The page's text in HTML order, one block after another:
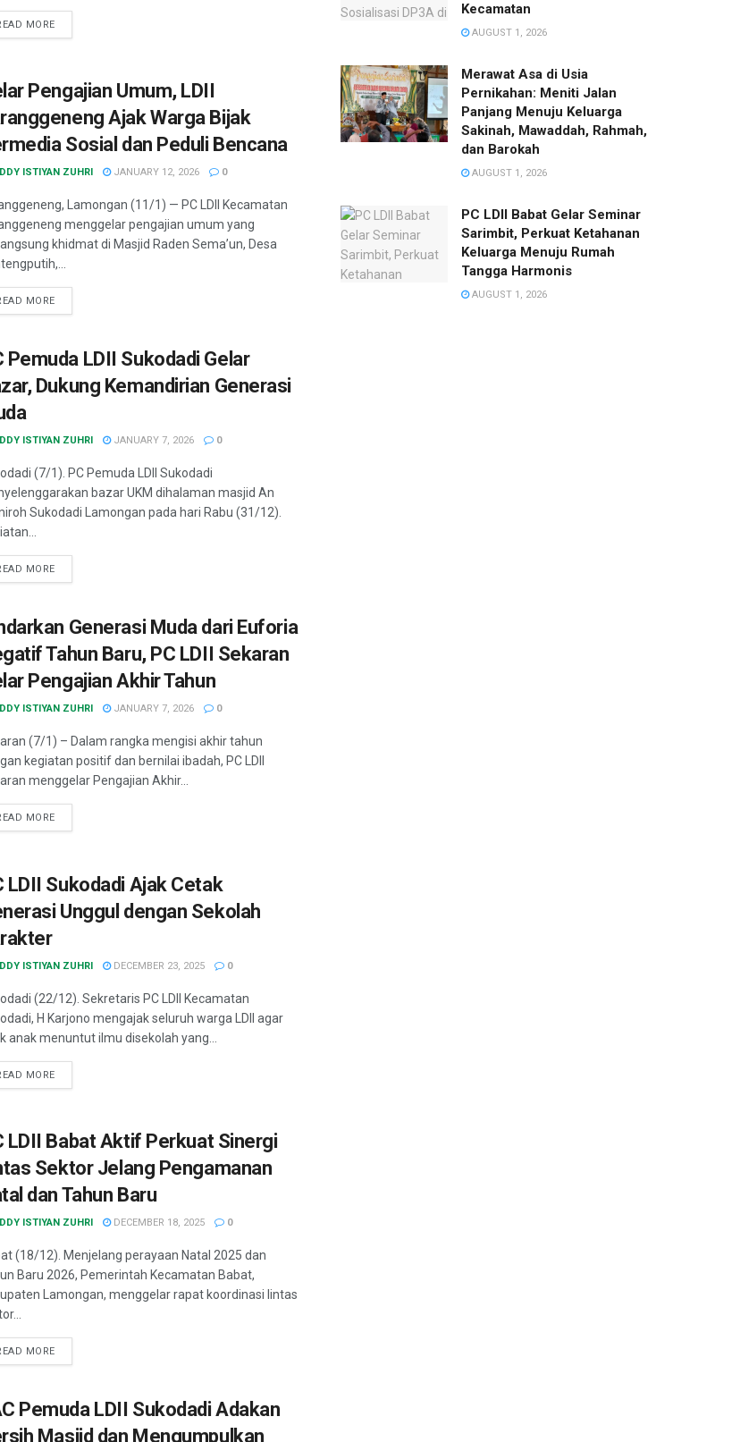
MORE
Pengajian Umum, LDII
Ajak Warga Bijak
Sosial dan Peduli Bencana
ISTIYAN ZUHRI JANUARY 12, 2026 0
Lamongan (11/1) — PC LDII Kecamatan
menggelar pengajian umum yang
khidmat di Masjid Raden Sema’un, Desa
MORE
Pemuda LDII Sukodadi Gelar
Dukung Kemandirian Generasi
ISTIYAN ZUHRI JANUARY 7, 2026 0
(7/1). PC Pemuda LDII Sukodadi
bazar UKM dihalaman masjid An
Sukodadi Lamongan pada hari Rabu (31/12).
MORE
Generasi Muda dari Euforia
Tahun Baru, PC LDII Sekaran
Pengajian Akhir Tahun
ISTIYAN ZUHRI JANUARY 7, 2026 0
(7/1) – Dalam rangka mengisi akhir tahun
kegiatan positif dan bernilai ibadah, PC LDII
menggelar Pengajian Akhir...
MORE
LDII Sukodadi Ajak Cetak
Unggul dengan Sekolah
ISTIYAN ZUHRI DECEMBER 23, 2025 0
(22/12). Sekretaris PC LDII Kecamatan
H Karjono mengajak seluruh warga LDII agar
anak menuntut ilmu disekolah yang...
MORE
LDII Babat Aktif Perkuat Sinergi
Sektor Jelang Pengamanan
dan Tahun Baru
ISTIYAN ZUHRI DECEMBER 18, 2025 0
(18/12). Menjelang perayaan Natal 2025 dan
Baru 2026, Pemerintah Kecamatan Babat,
Lamongan, menggelar rapat koordinasi lintas
MORE
Pemuda LDII Sukodadi Adakan
Masjid dan Mengumpulkan
Kecamatan
AUGUST 1, 2026
Merawat Asa di Usia
Pernikahan: Meniti Jalan
Panjang Menuju Keluarga
Sakinah, Mawaddah, Rahmah,
dan Barokah
AUGUST 1, 2026
PC LDII Babat Gelar Seminar
Sarimbit, Perkuat Ketahanan
Keluarga Menuju Rumah
Tangga Harmonis
AUGUST 1, 2026